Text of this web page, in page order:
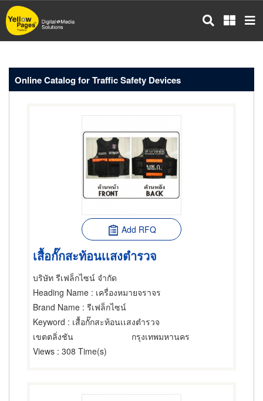
Skip
to
main
Online Catalog for Traffic Safety Devices
Add RFQ
เสื้อกั๊กสะท้อนเเสงตำรวจ
บริษัท รีเฟล็กไซน์ จำกัด
Heading Name : เครื่องหมายจราจร
Brand Name : รีเฟล็กไซน์
Keyword : เสื้อกั๊กสะท้อนเเสงตำรวจ
เขตตลิ่งชัน
กรุงเทพมหานคร
Views : 308 Time(s)